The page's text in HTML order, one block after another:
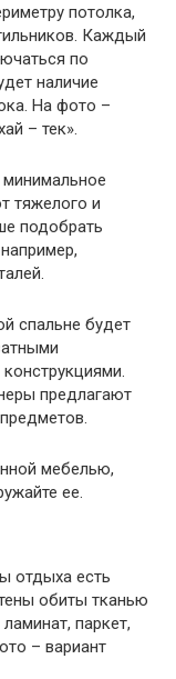
потолка,
Каждый
по
наличие
На фото –
– тек».
тяжелого и
подобрать
спальне будет
предлагают
мебелью,
ее.
отдыха есть
обиты тканью
паркет,
– вариант